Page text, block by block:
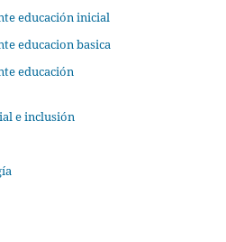
educación inicial
educacion basica
educación
e inclusión